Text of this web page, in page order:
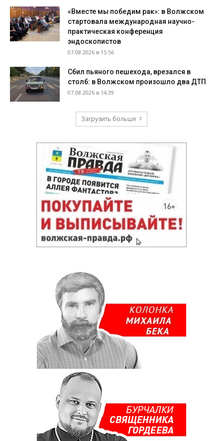
«Вместе мы победим рак»: в Волжском
стартовала международная научно-
практическая конференция
эндоскопистов
07.08.2026 в 15:56
Сбил пьяного пешехода, врезался в
столб: в Волжском произошло два ДТП
07.08.2026 в 14:39
Загрузить больше